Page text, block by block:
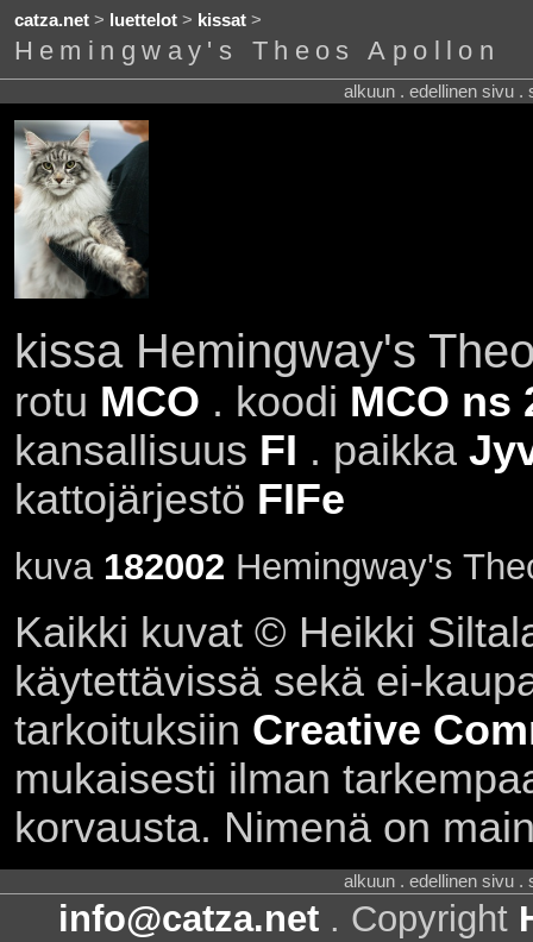
catza.net> luettelot> kissat>
Hemingway's Theos Apollon
alkuun . edellinen sivu .
kissa Hemingway's
rotu MCO . koodi MCO ns
kansallisuus FI . paikka
kattojärjestö FIFe
kuva 182002 Hemingway's
Kaikki kuvat © Heikki
käytettävissä sekä ei-
tarkoituksiin Creative
mukaisesti ilman
korvausta. Nimenä on
alkuun . edellinen sivu .
info@catza.net . Copyright